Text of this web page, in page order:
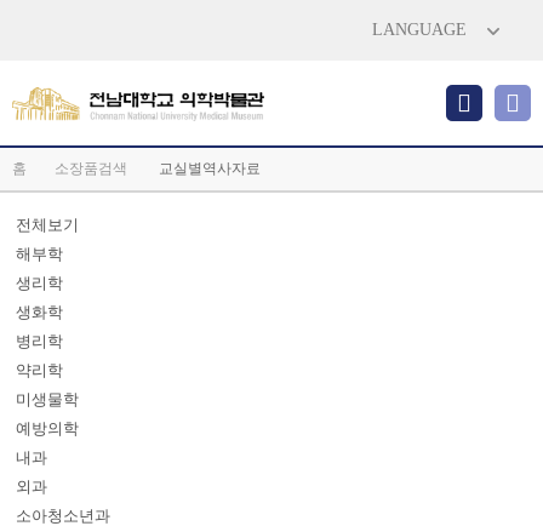
LANGUAGE
홈 소장품검색 교실별역사자료
전체보기
해부학
생리학
생화학
병리학
약리학
미생물학
예방의학
내과
외과
소아청소년과